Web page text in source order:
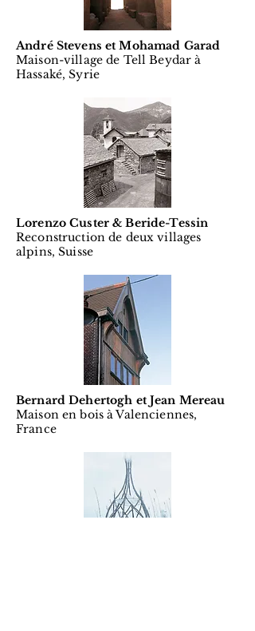
André Stevens et Mohamad Garad
Maison-village de Tell Beydar à
Hassaké, Syrie
Lorenzo Custer & Beride-Tessin
Reconstruction de deux villages
alpins, Suisse
Bernard Dehertogh et Jean Mereau
Maison en bois à Valenciennes,
France